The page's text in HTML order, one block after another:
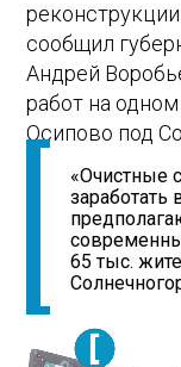
сообщил
Андрей
работ на
Осипово под
«Очистные
заработать
65 тыс.